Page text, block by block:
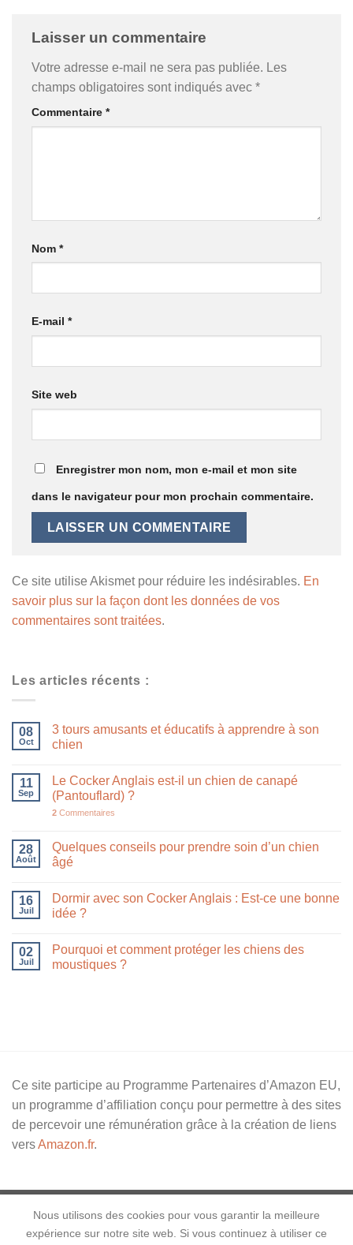
Laisser un commentaire
Votre adresse e-mail ne sera pas publiée. Les
champs obligatoires sont indiqués avec *
Commentaire *
Nom *
E-mail *
Site web
Enregistrer mon nom, mon e-mail et mon site
dans le navigateur pour mon prochain commentaire.
Ce site utilise Akismet pour réduire les indésirables. En
savoir plus sur la façon dont les données de vos
commentaires sont traitées.
Les articles récents :
08
Oct
3 tours amusants et éducatifs à apprendre à son
chien
11
Sep
Le Cocker Anglais est-il un chien de canapé
(Pantouflard) ?
2 Commentaires
28
Août
Quelques conseils pour prendre soin d’un chien
âgé
16
Juil
Dormir avec son Cocker Anglais : Est-ce une bonne
idée ?
02
Juil
Pourquoi et comment protéger les chiens des
moustiques ?
Ce site participe au Programme Partenaires d’Amazon EU,
un programme d’affiliation conçu pour permettre à des sites
de percevoir une rémunération grâce à la création de liens
versAmazon.fr.
Nous utilisons des cookies pour vous garantir la meilleure
expérience sur notre site web. Si vous continuez à utiliser ce